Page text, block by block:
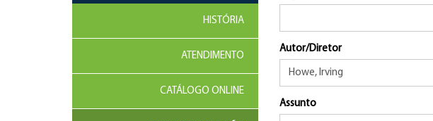
HISTÓRIA
ATENDIMENTO
CATÁLOGO ONLINE
Autor/Diretor
Assunto